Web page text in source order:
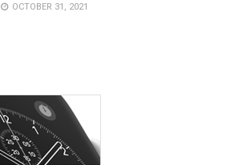
OCTOBER 31, 2021